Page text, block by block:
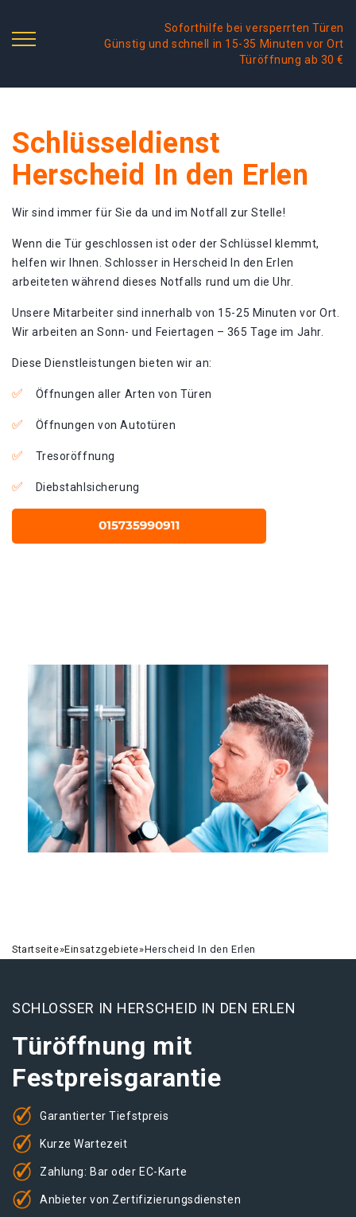
Soforthilfe bei versperrten Türen
Günstig und schnell in 15-35 Minuten vor Ort
Türöffnung ab 30 €
Schlüsseldienst
Herscheid In den Erlen
Wir sind immer für Sie da und im Notfall zur Stelle!
Wenn die Tür geschlossen ist oder der Schlüssel klemmt,
helfen wir Ihnen. Schlosser in Herscheid In den Erlen
arbeiteten während dieses Notfalls rund um die Uhr.
Unsere Mitarbeiter sind innerhalb von 15-25 Minuten vor Ort.
Wir arbeiten an Sonn- und Feiertagen – 365 Tage im Jahr.
Diese Dienstleistungen bieten wir an:
Öffnungen aller Arten von Türen
Öffnungen von Autotüren
Tresoröffnung
Diebstahlsicherung
Startseite»Einsatzgebiete»Herscheid In den Erlen
SCHLOSSER IN HERSCHEID IN DEN ERLEN
Türöffnung mit
Festpreisgarantie
Garantierter Tiefstpreis
Kurze Wartezeit
Zahlung: Bar oder EC-Karte
Anbieter von Zertifizierungsdiensten